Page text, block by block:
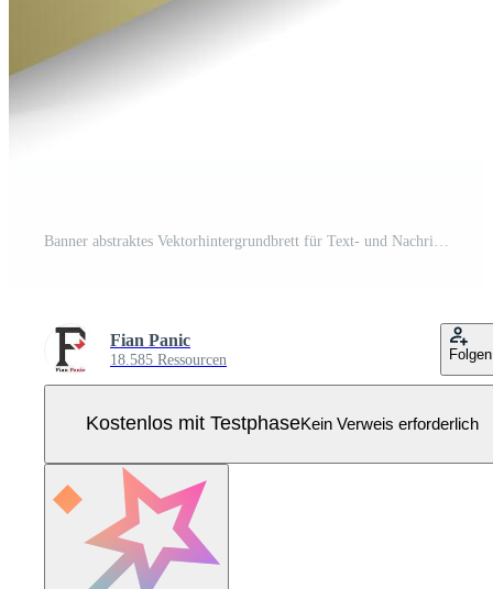
Fian Panic
18.585 Ressourcen Folgen
Kostenlos mit TestphaseKein Verweis erforderlich